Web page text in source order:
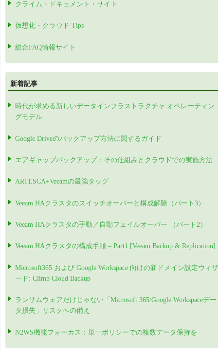
クライム・ドキュメント・サイト
仮想化・クラウド Tips
総合FAQ情報サイト
新着記事
時代が求める新しいデータインフラストラクチャ オペレーティン
グモデル
Google Driveのバックアップ方法に関するガイド
エアギャップバックアップ：その仕組みとクラウドでの実施方法
ARTESCA+Veeamの最強タッグ
Veeam HAクラスタのスイッチオーバーと構成解除（パート3）
Veeam HAクラスタの手動／自動フェイルオーバー （パート2）
Veeam HAクラスタの構成手順 – Part1 [Veeam Backup & Replication]
Microsoft365 および Google Workspace 向けの新ドメイン設定ウィザ
ード: Climb Cloud Backup
ランサムウェアだけじゃない「Microsoft 365/Google Workspaceデー
タ損失」リスクへの備え
N2WS機能フォーカス：単一ポリシーでの複数データ保持を